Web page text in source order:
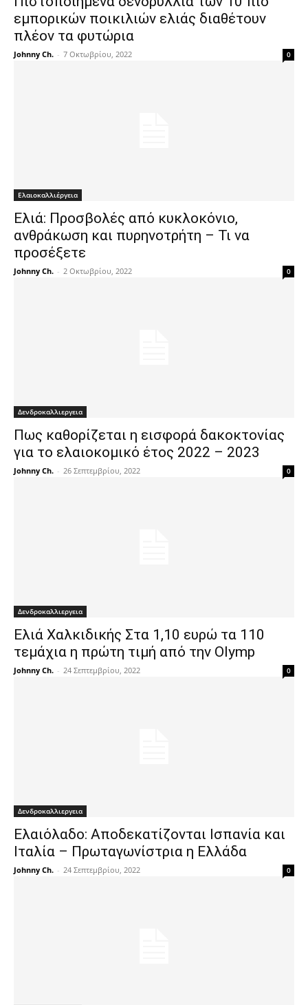
εμπορικών ποικιλιών ελιάς διαθέτουν
πλέον τα φυτώρια
Johnny Ch. - 7 Οκτωβρίου, 2022 0
Ελαιοκαλλιέργεια
Ελιά: Προσβολές από κυκλοκόνιο,
ανθράκωση και πυρηνοτρήτη – Τι να
προσέξετε
Johnny Ch. - 2 Οκτωβρίου, 2022 0
Δενδροκαλλιεργεια
Πως καθορίζεται η εισφορά δακοκτονίας
για το ελαιοκομικό έτος 2022 – 2023
Johnny Ch. - 26 Σεπτεμβρίου, 2022 0
Δενδροκαλλιεργεια
Ελιά Χαλκιδικής Στα 1,10 ευρώ τα 110
τεμάχια η πρώτη τιμή από την Olymp
Johnny Ch. - 24 Σεπτεμβρίου, 2022 0
Δενδροκαλλιεργεια
Ελαιόλαδο: Αποδεκατίζονται Ισπανία και
Ιταλία – Πρωταγωνίστρια η Ελλάδα
Johnny Ch. - 24 Σεπτεμβρίου, 2022 0